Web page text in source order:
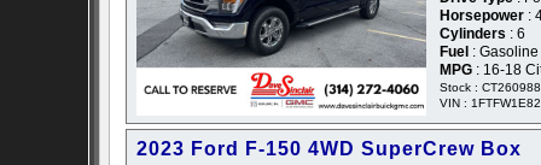
Horsepower :
Cylinders : 6
Fuel : Gasoline
MPG : 16-18
Stock :
VIN :
2023 Ford F-150 4WD SuperCrew Box